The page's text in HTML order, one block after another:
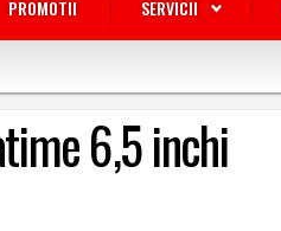
PROMOTII SERVICII
6,5 inchi